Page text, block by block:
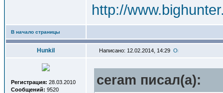
http://
В начало страницы
Hunkil Написано: 12.02.2014, 14:29
Регистрация: 28.03.2010
Сообщений: 9520
ceram писал(a):